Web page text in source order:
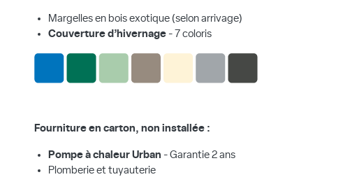
Margelles en bois exotique (selon arrivage)
Couverture d’hivernage - 7 coloris
Fourniture en carton, non installée :
Pompe à chaleur Urban - Garantie 2 ans
Plomberie et tuyauterie